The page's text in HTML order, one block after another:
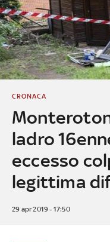
ladro
eccesso
legittima
CRONACA
29 apr 2019 - 17:50